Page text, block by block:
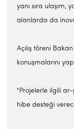
yanı sıra ulaşım,
alanlarda da
Açılış töreni
konuşmalarını
"Projelerle ilgili ar-
hibe desteği